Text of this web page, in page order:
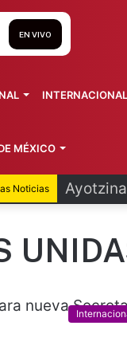
Noticias
EN VIVO
INTERNACIONAL
MÉXICO